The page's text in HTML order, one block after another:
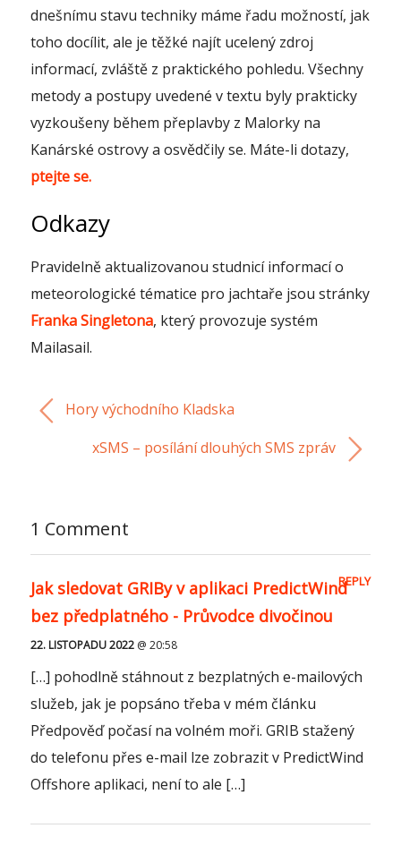
dnešnímu stavu techniky máme řadu možností, jak
toho docílit, ale je těžké najít ucelený zdroj
informací, zvláště z praktického pohledu. Všechny
metody a postupy uvedené v textu byly prakticky
vyzkoušeny během přeplavby z Malorky na
Kanárské ostrovy a osvědčily se. Máte-li dotazy,
ptejte se.
Odkazy
Pravidelně aktualizovanou studnicí informací o
meteorologické tématice pro jachtaře jsou stránky
Franka Singletona, který provozuje systém
Mailasail.
Hory východního Kladska
xSMS – posílání dlouhých SMS zpráv
1 Comment
Jak sledovat GRIBy v aplikaci PredictWind
bez předplatného - Průvodce divočinou
22. LISTOPADU 2022 @ 20:58
[…] pohodlně stáhnout z bezplatných e-mailových
služeb, jak je popsáno třeba v mém článku
Předpověď počasí na volném moři. GRIB stažený
do telefonu přes e-mail lze zobrazit v PredictWind
Offshore aplikaci, není to ale […]
REPLY